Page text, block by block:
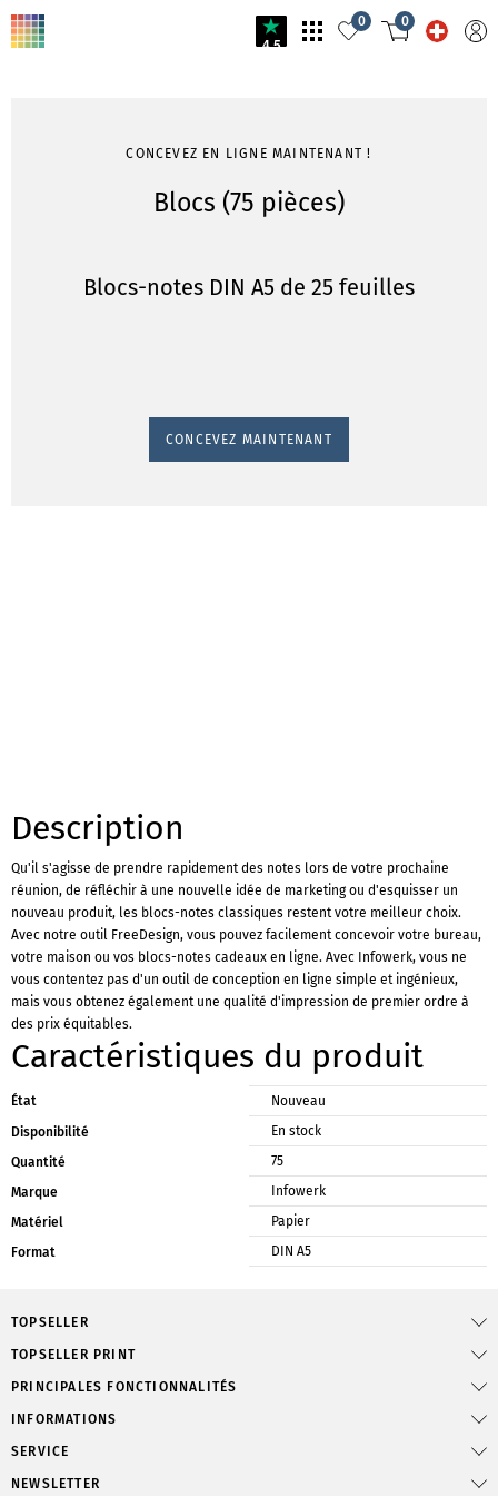
4.5
0 0
CONCEVEZ EN LIGNE MAINTENANT !
Blocs (75 pièces)
Blocs-notes DIN A5 de 25 feuilles
CONCEVEZ MAINTENANT
Description
Qu'il s'agisse de prendre rapidement des notes lors de votre prochaine
réunion, de réfléchir à une nouvelle idée de marketing ou d'esquisser un
nouveau produit, les blocs-notes classiques restent votre meilleur choix.
Avec notre outil FreeDesign, vous pouvez facilement concevoir votre bureau,
votre maison ou vos blocs-notes cadeaux en ligne. Avec Infowerk, vous ne
vous contentez pas d'un outil de conception en ligne simple et ingénieux,
mais vous obtenez également une qualité d'impression de premier ordre à
des prix équitables.
Caractéristiques du produit
État
Nouveau
Disponibilité
En stock
Quantité
75
Marque
Infowerk
Matériel
Papier
Format
DIN A5
TOPSELLER
TOPSELLER PRINT
PRINCIPALES FONCTIONNALITÉS
INFORMATIONS
SERVICE
NEWSLETTER